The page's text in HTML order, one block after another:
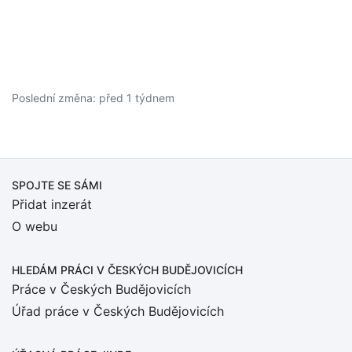
Poslední změna: před 1 týdnem
SPOJTE SE SÁMI
Přidat inzerát
O webu
HLEDÁM PRÁCI V ČESKÝCH BUDĚJOVICÍCH
Práce v Českých Budějovicích
Úřad práce v Českých Budějovicích